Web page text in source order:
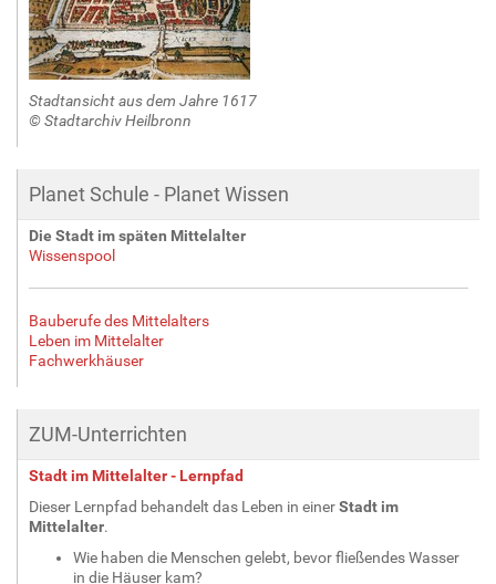
Stadtansicht aus dem Jahre 1617
© Stadtarchiv Heilbronn
Planet Schule - Planet Wissen
Die Stadt im späten Mittelalter
Wissenspool
Bauberufe des Mittelalters
Leben im Mittelalter
Fachwerkhäuser
ZUM-Unterrichten
Stadt im Mittelalter - Lernpfad
Dieser Lernpfad behandelt das Leben in einerStadt im
Mittelalter.
Wie haben die Menschen gelebt, bevor fließendes Wasser
in die Häuser kam?